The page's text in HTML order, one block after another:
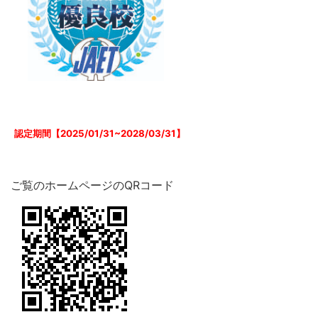
認定期間【2025/01/31~2028/03/31】
ご覧のホームページのQRコード